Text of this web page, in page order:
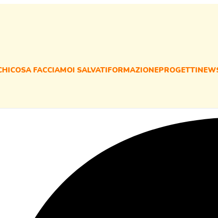
COSA FACCIAMOI SALVATIFORMAZIONEPROGETTI